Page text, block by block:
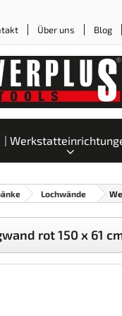
Über uns Blog
Lochwände
rot 150 x 61